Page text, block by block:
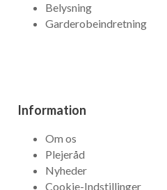
Belysning
Garderobeindretning
Information
Om os
Plejeråd
Nyheder
Cookie-Indstillinger